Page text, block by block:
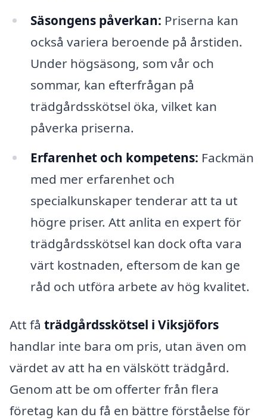
Säsongens påverkan: Priserna kan
också variera beroende på årstiden.
Under högsäsong, som vår och
sommar, kan efterfrågan på
trädgårdsskötsel öka, vilket kan
påverka priserna.
Erfarenhet och kompetens: Fackmän
med mer erfarenhet och
specialkunskaper tenderar att ta ut
högre priser. Att anlita en expert för
trädgårdsskötsel kan dock ofta vara
värt kostnaden, eftersom de kan ge
råd och utföra arbete av hög kvalitet.
Att få trädgårdsskötsel i Viksjöfors
handlar inte bara om pris, utan även om
värdet av att ha en välskött trädgård.
Genom att be om offerter från flera
företag kan du få en bättre förståelse för